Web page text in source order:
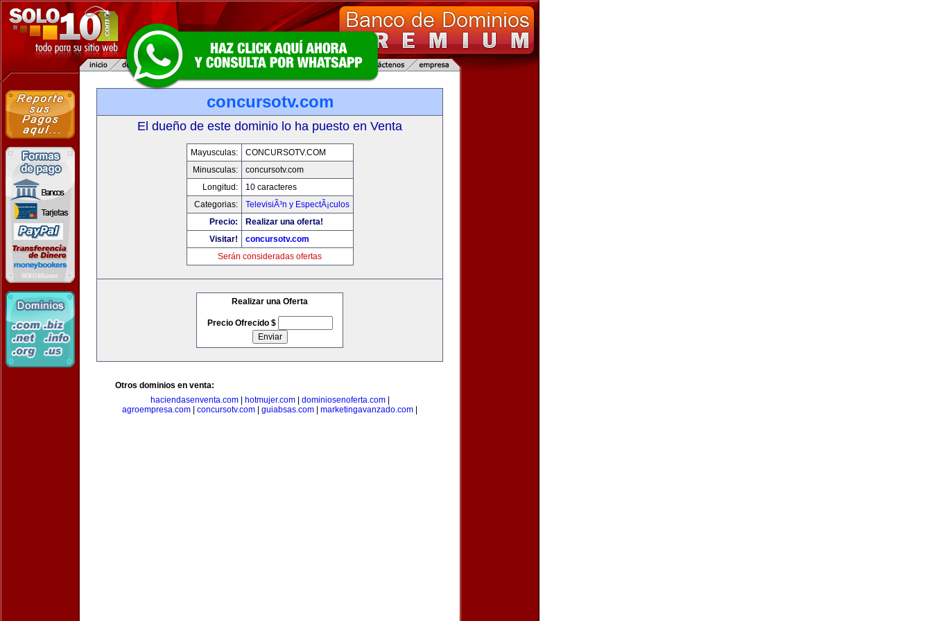
concursotv.com
El dueño de este dominio lo ha puesto en Venta
Mayusculas:
CONCURSOTV.COM
Minusculas:
concursotv.com
Longitud:
10 caracteres
Categorias:
TelevisiÃ³n y EspectÃ¡culos
Precio:
Realizar una oferta!
Visitar!
concursotv.com
Serán consideradas ofertas
Realizar una Oferta
Precio Ofrecido $
Otros dominios en venta:
haciendasenventa.com| hotmujer.com| dominiosenoferta.com|
agroempresa.com
concursotv.com guiabsas.com marketingavanzado.com